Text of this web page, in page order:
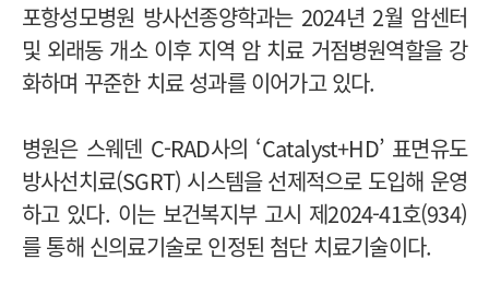
포항성모병원 방사선종양학과는 2024년 2월 암센터
및 외래동 개소 이후 지역 암 치료 거점병원역할을 강
화하며 꾸준한 치료 성과를 이어가고 있다.
병원은 스웨덴 C-RAD사의 ‘Catalyst+HD’ 표면유도
방사선치료(SGRT) 시스템을 선제적으로 도입해 운영
하고 있다. 이는 보건복지부 고시 제2024-41호(934)
를 통해 신의료기술로 인정된 첨단 치료기술이다.